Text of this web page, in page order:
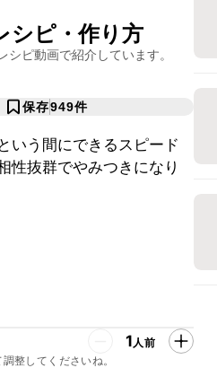
ピ・作り方
シピ動画で紹介しています。
保存949件
いう間にできるスピード
性抜群でやみつきになり
1人前
整してくださいね。